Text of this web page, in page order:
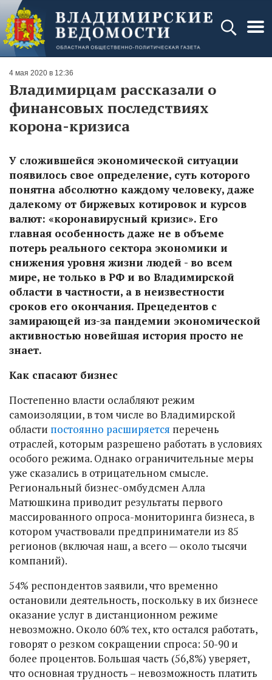
4 мая 2020 в 12:36
Владимирцам рассказали о
финансовых последствиях
корона-кризиса
У сложившейся экономической ситуации
появилось свое определение, суть которого
понятна абсолютно каждому человеку, даже
далекому от биржевых котировок и курсов
валют: «коронавирусный кризис». Его
главная особенность даже не в объеме
потерь реального сектора экономики и
снижения уровня жизни людей - во всем
мире, не только в РФ и во Владимирской
области в частности, а в неизвестности
сроков его окончания. Прецедентов с
замирающей из-за пандемии экономической
активностью новейшая история просто не
знает.
Как спасают бизнес
Постепенно власти ослабляют режим
самоизоляции, в том числе во Владимирской
области постоянно расширяется перечень
отраслей, которым разрешено работать в условиях
особого режима. Однако ограничительные меры
уже сказались в отрицательном смысле.
Региональный бизнес-омбудсмен Алла
Матюшкина приводит результаты первого
массированного опроса-мониторинга бизнеса, в
котором участвовали предприниматели из 85
регионов (включая наш, а всего — около тысячи
компаний).
54% респондентов заявили, что временно
остановили деятельность, поскольку в их бизнесе
оказание услуг в дистанционном режиме
невозможно. Около 60% тех, кто остался работать,
говорят о резком сокращении спроса: 50-90 и
более процентов. Большая часть (56,8%) уверяет,
что основная трудность – невозможность платить